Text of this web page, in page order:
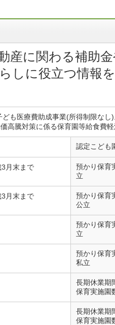
産に関わる補助
しに役立つ情報
ども医療費助成事業(所得制限な
高騰対策に係る保育園等給食費
認定こども
3月末まで
預かり保育
立
3月末まで
預かり保育
公立
預かり保育
立
預かり保育
私立
長期休業期
保育実施園
長期休業期
保育実施園